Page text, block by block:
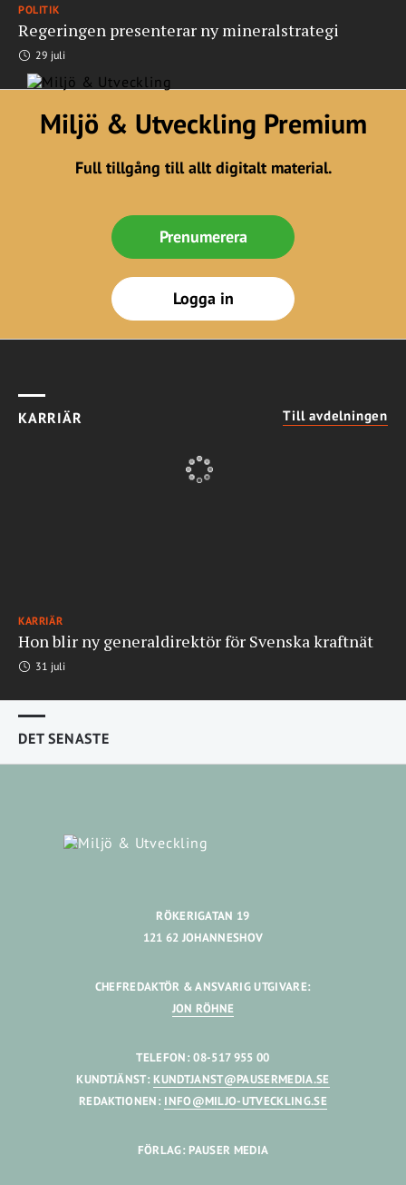
POLITIK
Regeringen presenterar ny mineralstrategi
29 juli
Miljö & Utveckling Premium
Full tillgång till allt digitalt material.
Prenumerera
Logga in
KARRIÄR Till avdelningen
KARRIÄR
Hon blir ny generaldirektör för Svenska kraftnät
31 juli
DET SENASTE
RÖKERIGATAN 19
121 62 JOHANNESHOV
CHEFREDAKTÖR & ANSVARIG UTGIVARE:
JON RÖHNE
TELEFON: 08-517 955 00
KUNDTJÄNST: KUNDTJANST@PAUSERMEDIA.SE
REDAKTIONEN: INFO@MILJO-UTVECKLING.SE
FÖRLAG: PAUSER MEDIA